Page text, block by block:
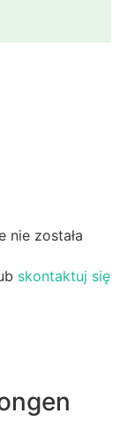
nie została
skontaktuj się